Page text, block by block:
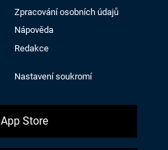
Zpracování osobních údajů
Nápověda
Redakce
Nastavení soukromí
App Store